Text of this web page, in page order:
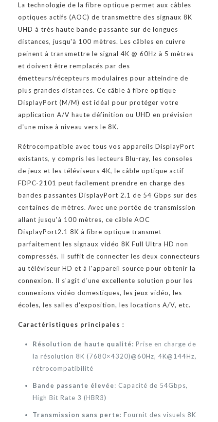
La technologie de la fibre optique permet aux câbles
optiques actifs (AOC) de transmettre des signaux 8K
UHD à très haute bande passante sur de longues
distances, jusqu'à 100 mètres. Les câbles en cuivre
peinent à transmettre le signal 4K @ 60Hz à 5 mètres
et doivent être remplacés par des
émetteurs/récepteurs modulaires pour atteindre de
plus grandes distances. Ce câble à fibre optique
DisplayPort (M/M) est idéal pour protéger votre
application A/V haute définition ou UHD en prévision
d'une mise à niveau vers le 8K.
Rétrocompatible avec tous vos appareils DisplayPort
existants, y compris les lecteurs Blu-ray, les consoles
de jeux et les téléviseurs 4K, le câble optique actif
FDPC-2101 peut facilement prendre en charge des
bandes passantes DisplayPort 2.1 de 54 Gbps sur des
centaines de mètres. Avec une portée de transmission
allant jusqu'à 100 mètres, ce câble AOC
DisplayPort2.1 8K à fibre optique transmet
parfaitement les signaux vidéo 8K Full Ultra HD non
compressés. Il suffit de connecter les deux connecteurs
au téléviseur HD et à l'appareil source pour obtenir la
connexion. Il s'agit d'une excellente solution pour les
connexions vidéo domestiques, les jeux vidéo, les
écoles, les salles d'exposition, les locations A/V, etc.
Caractéristiques principales :
Résolution de haute qualité: Prise en charge de
la résolution 8K (7680×4320)@60Hz, 4K@144Hz,
rétrocompatibilité
Bande passante élevée: Capacité de 54Gbps,
High Bit Rate 3 (HBR3)
Transmission sans perte: Fournit des visuels 8K